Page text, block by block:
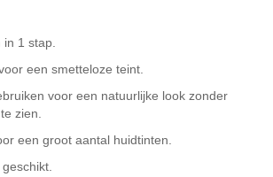
1 stap.
een smetteloze teint.
voor een natuurlijke look zonder
zien.
een groot aantal huidtinten.